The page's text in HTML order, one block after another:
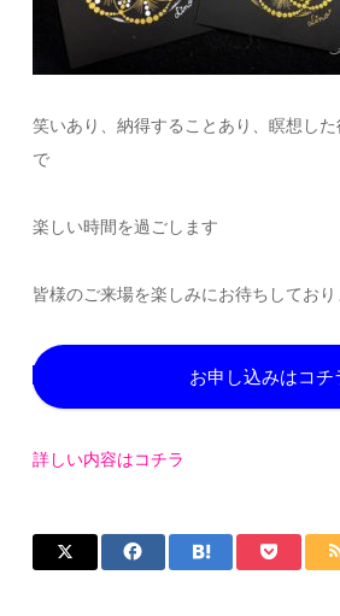
笑いあり、納得することあり、瞑想し
で
楽しい時間を過ごします
皆様のご来場を楽しみにお待ちしており
お申し込みはコチ
詳しい内容はコチラ